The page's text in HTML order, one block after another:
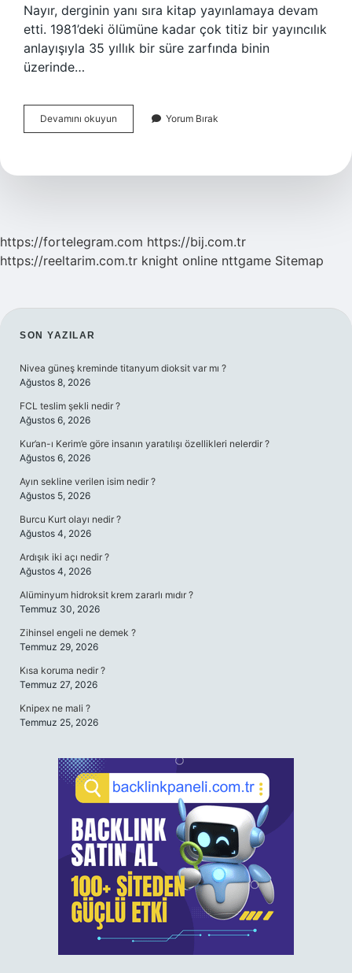
Nayır, derginin yanı sıra kitap yayınlamaya devam
etti. 1981’deki ölümüne kadar çok titiz bir yayıncılık
anlayışıyla 35 yıllık bir süre zarfında binin
üzerinde…
Devamını okuyun
Yayınları
Yorum Bırak
https://fortelegram.com https://bij.com.tr
https://reeltarim.com.tr knight online nttgame Sitemap
SIDEBAR
SON YAZILAR
Nivea güneş kreminde titanyum dioksit var mı ?
Ağustos 8, 2026
FCL teslim şekli nedir ?
Ağustos 6, 2026
Kur’an-ı Kerim’e göre insanın yaratılışı özellikleri nelerdir ?
Ağustos 6, 2026
Ayın sekline verilen isim nedir ?
Ağustos 5, 2026
Burcu Kurt olayı nedir ?
Ağustos 4, 2026
Ardışık iki açı nedir ?
Ağustos 4, 2026
Alüminyum hidroksit krem zararlı mıdır ?
Temmuz 30, 2026
Zihinsel engeli ne demek ?
Temmuz 29, 2026
Kısa koruma nedir ?
Temmuz 27, 2026
Knipex ne mali ?
Temmuz 25, 2026